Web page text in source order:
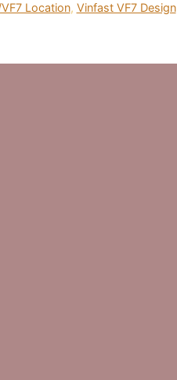
Location, Vinfast VF7 Design